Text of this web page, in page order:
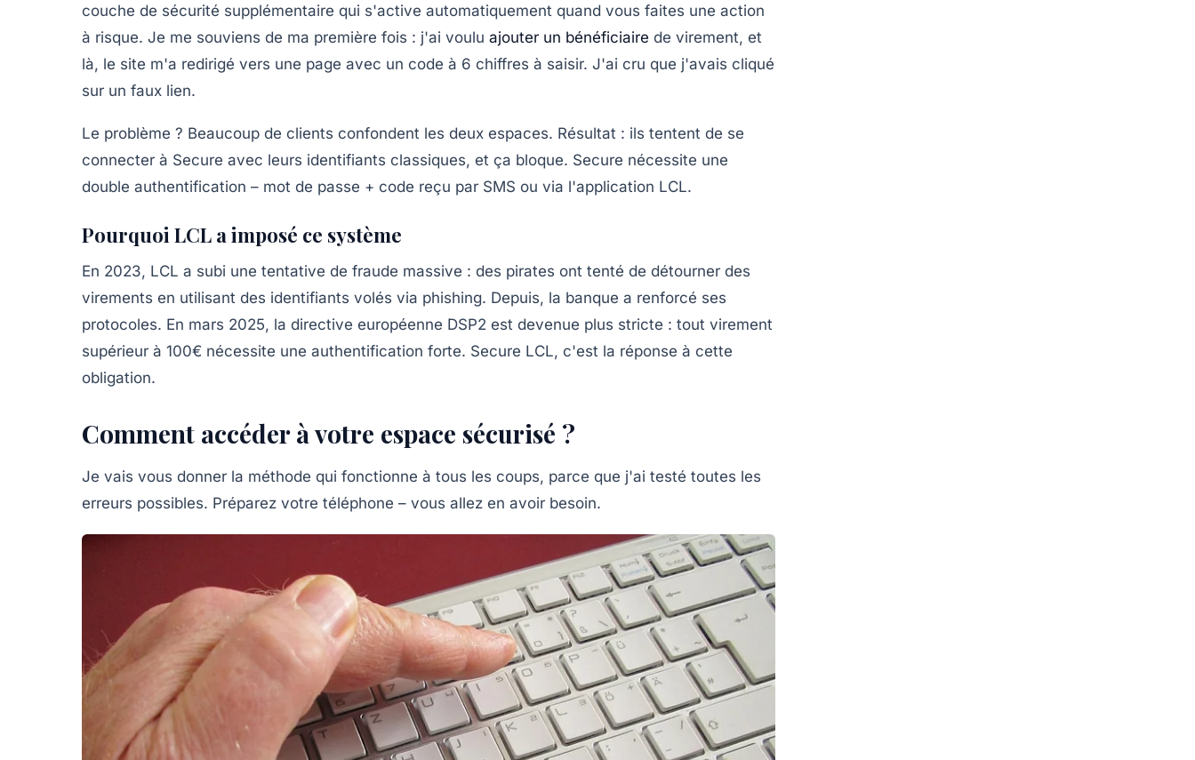
couche de sécurité supplémentaire qui s'active automatiquement quand vous faites une action
à risque. Je me souviens de ma première fois : j'ai voulu ajouter un bénéficiaire de virement, et
là, le site m'a redirigé vers une page avec un code à 6 chiffres à saisir. J'ai cru que j'avais cliqué
sur un faux lien.
Le problème ? Beaucoup de clients confondent les deux espaces. Résultat : ils tentent de se
connecter à Secure avec leurs identifiants classiques, et ça bloque. Secure nécessite une
double authentification – mot de passe + code reçu par SMS ou via l'application LCL.
Pourquoi LCL a imposé ce système
En 2023, LCL a subi une tentative de fraude massive : des pirates ont tenté de détourner des
virements en utilisant des identifiants volés via phishing. Depuis, la banque a renforcé ses
protocoles. En mars 2025, la directive européenne DSP2 est devenue plus stricte : tout virement
supérieur à 100€ nécessite une authentification forte. Secure LCL, c'est la réponse à cette
obligation.
Comment accéder à votre espace sécurisé ?
Je vais vous donner la méthode qui fonctionne à tous les coups, parce que j'ai testé toutes les
erreurs possibles. Préparez votre téléphone – vous allez en avoir besoin.